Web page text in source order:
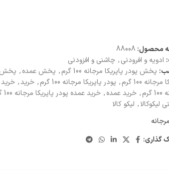
محصول: 88008
ادویه و افرودنی, چاشنی و افزودنی
پخش پودر پاپریکا مرجانه 100 گرم , پخش عمده, پخش
100 گرم
, پودر پاپریکا مرجانه 100 گرم , خرید, خرید
, خرید عمده, خرید عمده پودر پاپریکا مرجانه 100 گرم
لیکوکالا, لیکو کالا
مرجانه
گذاری: